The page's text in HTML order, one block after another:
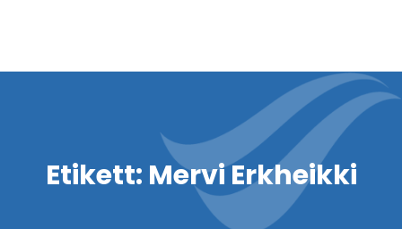
Etikett: Mervi Erkheikki